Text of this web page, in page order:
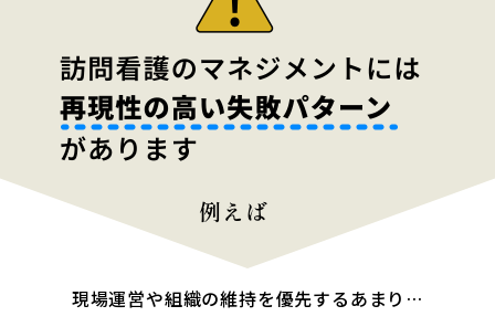
現場運営や組織の維持を優先するあまり…